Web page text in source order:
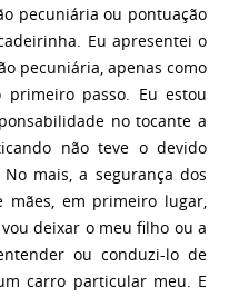
pecuniária ou pontuação
Eu apresentei o
pecuniária, apenas como
passo. Eu estou
no tocante a
não teve o devido
mais, a segurança dos
mães, em primeiro lugar,
deixar o meu filho ou a
ou conduzi-lo de
carro particular meu. E